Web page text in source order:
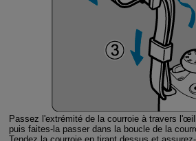
Passez l'extrémité de la courroie à travers
puis faites-la passer dans la boucle de la